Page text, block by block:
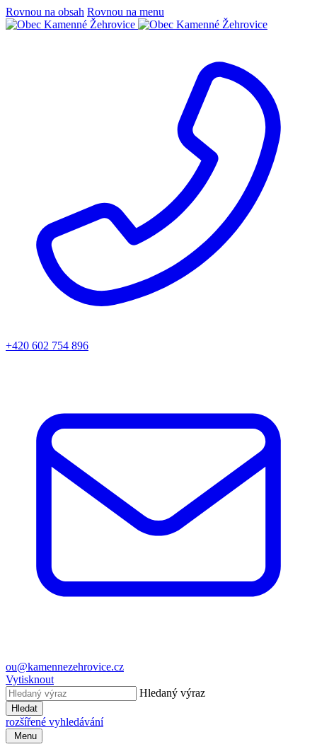
Rovnou na obsah Rovnou na menu
+420 602 754 896
ou@kamennezehrovice.cz
Vytisknout
Hledaný výraz
Hledat
rozšířené vyhledávání
Menu